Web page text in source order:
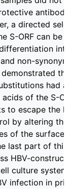
a directed
S-ORF can be
non-
had
of the S-
to escape the
by altering
of the surface
last part of this
HBV-
culture
infection in